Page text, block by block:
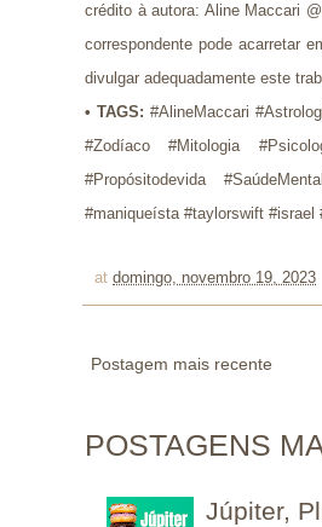
crédito à autora: Aline Maccari
correspondente pode acarretar
divulgar adequadamente este
•TAGS: #AlineMaccari
#Zodíaco #Mitologia
#Propósitodevida
#maniqueísta #taylorswift
at domingo, novembro 19, 2023
Postagem mais recente
POSTAGENS
Júpiter,